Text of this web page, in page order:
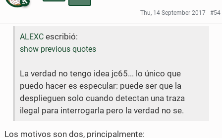
e
b
t
t
e
r
e
r
e
o
T
i
Thu, 14 September 2017 #54
ALEXCescribió:
show previous quotes
La verdad no tengo idea jc65... lo único que
puedo hacer es especular: puede ser que la
desplieguen solo cuando detectan una traza
ilegal para interrogarla pero la verdad no se.
Los motivos son dos, principalmente: